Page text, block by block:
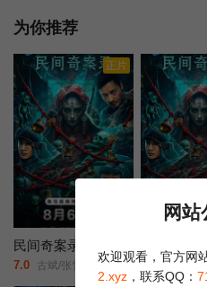
为你推荐
正片
民间奇案录2
7.0 古斌/张雪菡/盛少/ 9.0 古斌/张
网站
欢迎观看，官方网
2.xyz ，联系QQ：